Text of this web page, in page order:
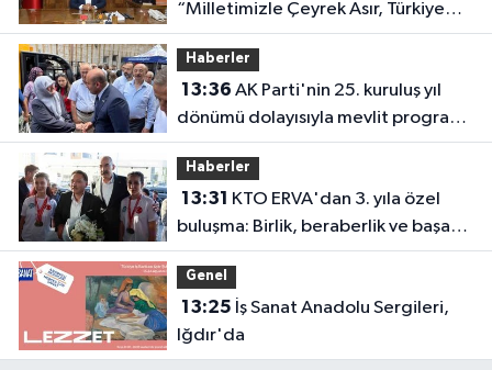
“Milletimizle Çeyrek Asır, Türkiye
Geleceğe Hazır”
Haberler
13:36
dönümü dolayısıyla mevlit programı
düzenlendi
Haberler
13:31
buluşma: Birlik, beraberlik ve başarı
bir arada
Genel
13:25
Iğdır'da